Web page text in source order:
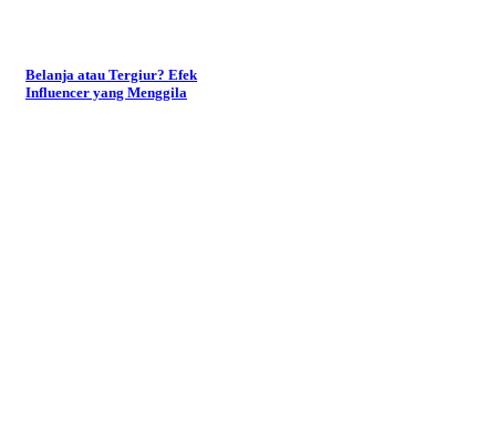
Belanja atau Tergiur? Efek
Influencer yang Menggila